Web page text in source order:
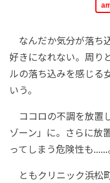
なんだか気分が落ち
好きになれない。周り
ルの落ち込みを感じる
いう。
ココロの不調を放置
ゾーン」に。さらに放
ってしまう危険性も......
ともクリニック浜松